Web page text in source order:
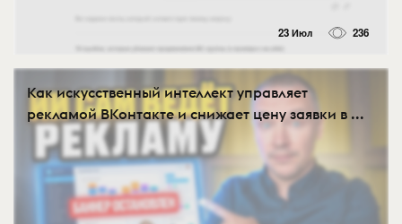
23 Июл 236
Как искусственный интеллект управляет
рекламой ВКонтакте и снижает цену заявки в ...